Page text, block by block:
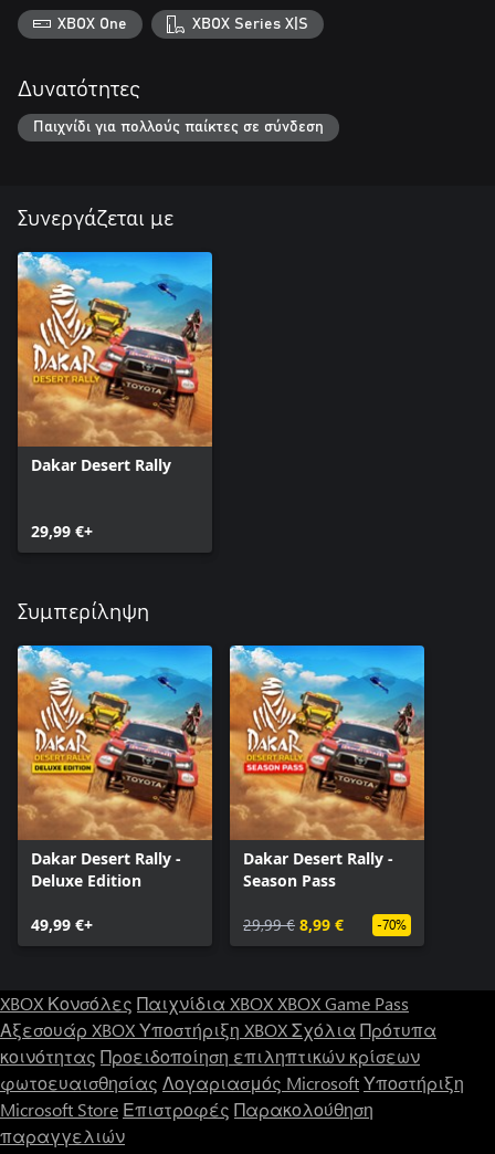
XBOX One XBOX Series X|S
Δυνατότητες
Παιχνίδι για πολλούς παίκτες σε σύνδεση
Συνεργάζεται με
Dakar Desert Rally
29,99 €+
Συμπερίληψη
Dakar Desert Rally -
Deluxe Edition
49,99 €+
Dakar Desert Rally -
Season Pass
29,99 € 8,99 € -70%
XBOX Κονσόλες Παιχνίδια XBOXXBOX Game Pass
Αξεσουάρ XBOXΥποστήριξη XBOXΣχόλια Πρότυπα
κοινότητας Προειδοποίηση επιληπτικών κρίσεων
φωτοευαισθησίας Λογαριασμός MicrosoftΥποστήριξη
Microsoft Store Επιστροφές Παρακολούθηση
παραγγελιών